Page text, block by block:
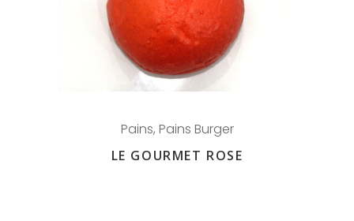
Pains, Pains Burger
LE GOURMET ROSE